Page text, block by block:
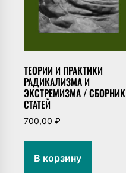
ТЕОРИИ И ПРАКТИКИ
РАДИКАЛИЗМА И
ЭКСТРЕМИЗМА / СБОРНИК
СТАТЕЙ
700,00 ₽
В корзину